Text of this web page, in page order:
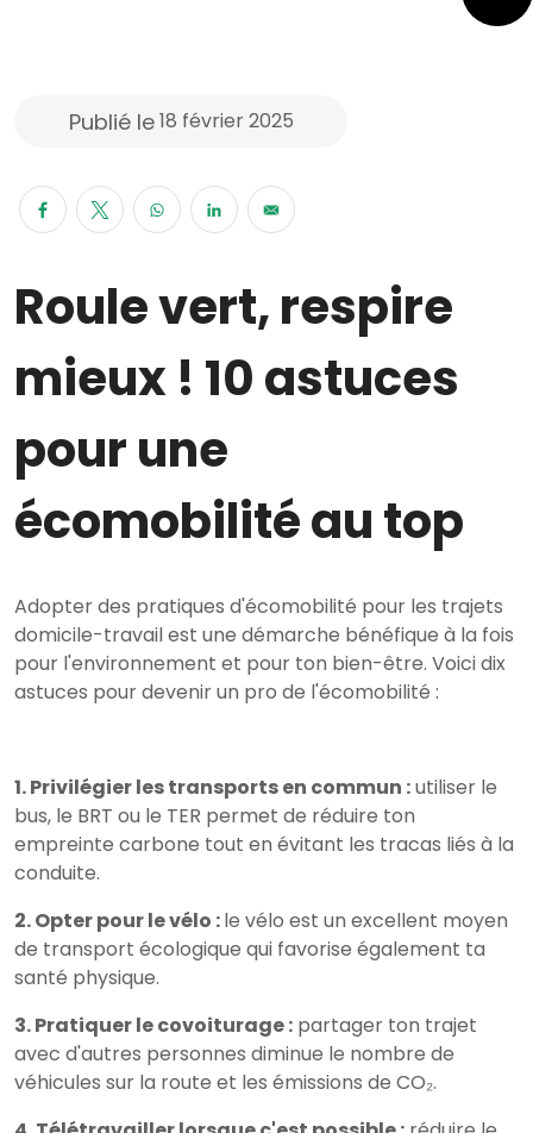
Publié le18 février 2025
Roule vert, respire
mieux ! 10 astuces
pour une
écomobilité au top
Adopter des pratiques d'écomobilité pour les trajets
domicile-travail est une démarche bénéfique à la fois
pour l'environnement et pour ton bien-être. Voici dix
astuces pour devenir un pro de l'écomobilité :
1. Privilégier les transports en commun :utiliser le
bus, le BRT ou le TER permet de réduire ton
empreinte carbone tout en évitant les tracas liés à la
conduite.
2. Opter pour le vélo :le vélo est un excellent moyen
de transport écologique qui favorise également ta
santé physique.
3. Pratiquer le covoiturage : partager ton trajet
avec d'autres personnes diminue le nombre de
véhicules sur la route et les émissions de CO₂.